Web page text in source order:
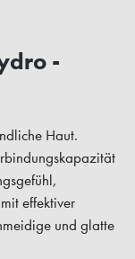
-
Haut.
effektiver
und glatte